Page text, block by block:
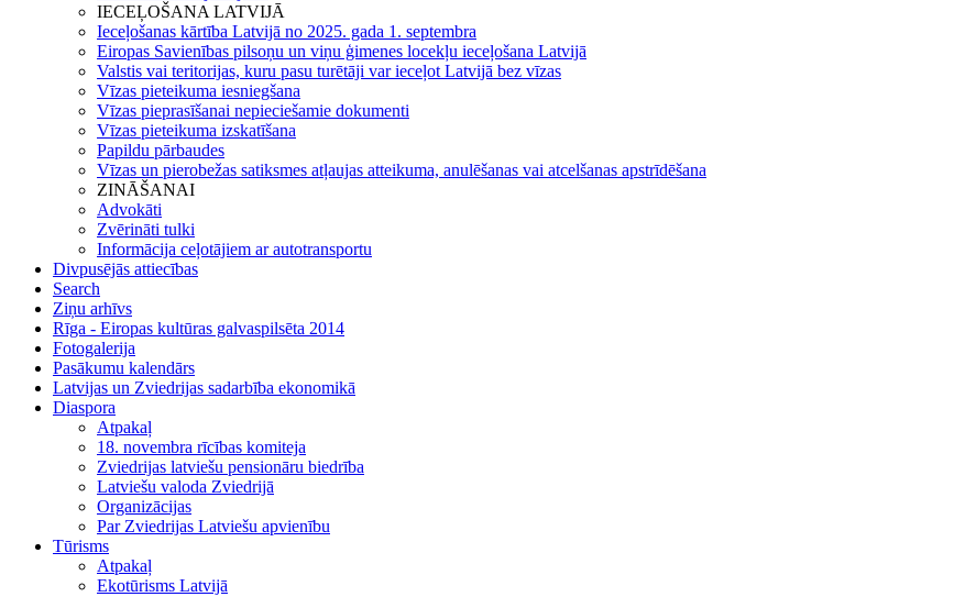
IECEĻOŠANA LATVIJĀ
Ieceļošanas kārtība Latvijā no 2025. gada 1. septembra
Eiropas Savienības pilsoņu un viņu ģimenes locekļu ieceļošana Latvijā
Valstis vai teritorijas, kuru pasu turētāji var ieceļot Latvijā bez vīzas
Vīzas pieteikuma iesniegšana
Vīzas pieprasīšanai nepieciešamie dokumenti
Vīzas pieteikuma izskatīšana
Papildu pārbaudes
Vīzas un pierobežas satiksmes atļaujas atteikuma, anulēšanas vai atcelšanas apstrīdēšana
ZINĀŠANAI
Advokāti
Zvērināti tulki
Informācija ceļotājiem ar autotransportu
Divpusējās attiecības
Search
Ziņu arhīvs
Rīga - Eiropas kultūras galvaspilsēta 2014
Fotogalerija
Pasākumu kalendārs
Latvijas un Zviedrijas sadarbība ekonomikā
Diaspora
Atpakaļ
18. novembra rīcības komiteja
Zviedrijas latviešu pensionāru biedrība
Latviešu valoda Zviedrijā
Organizācijas
Par Zviedrijas Latviešu apvienību
Tūrisms
Atpakaļ
Ekotūrisms Latvijā